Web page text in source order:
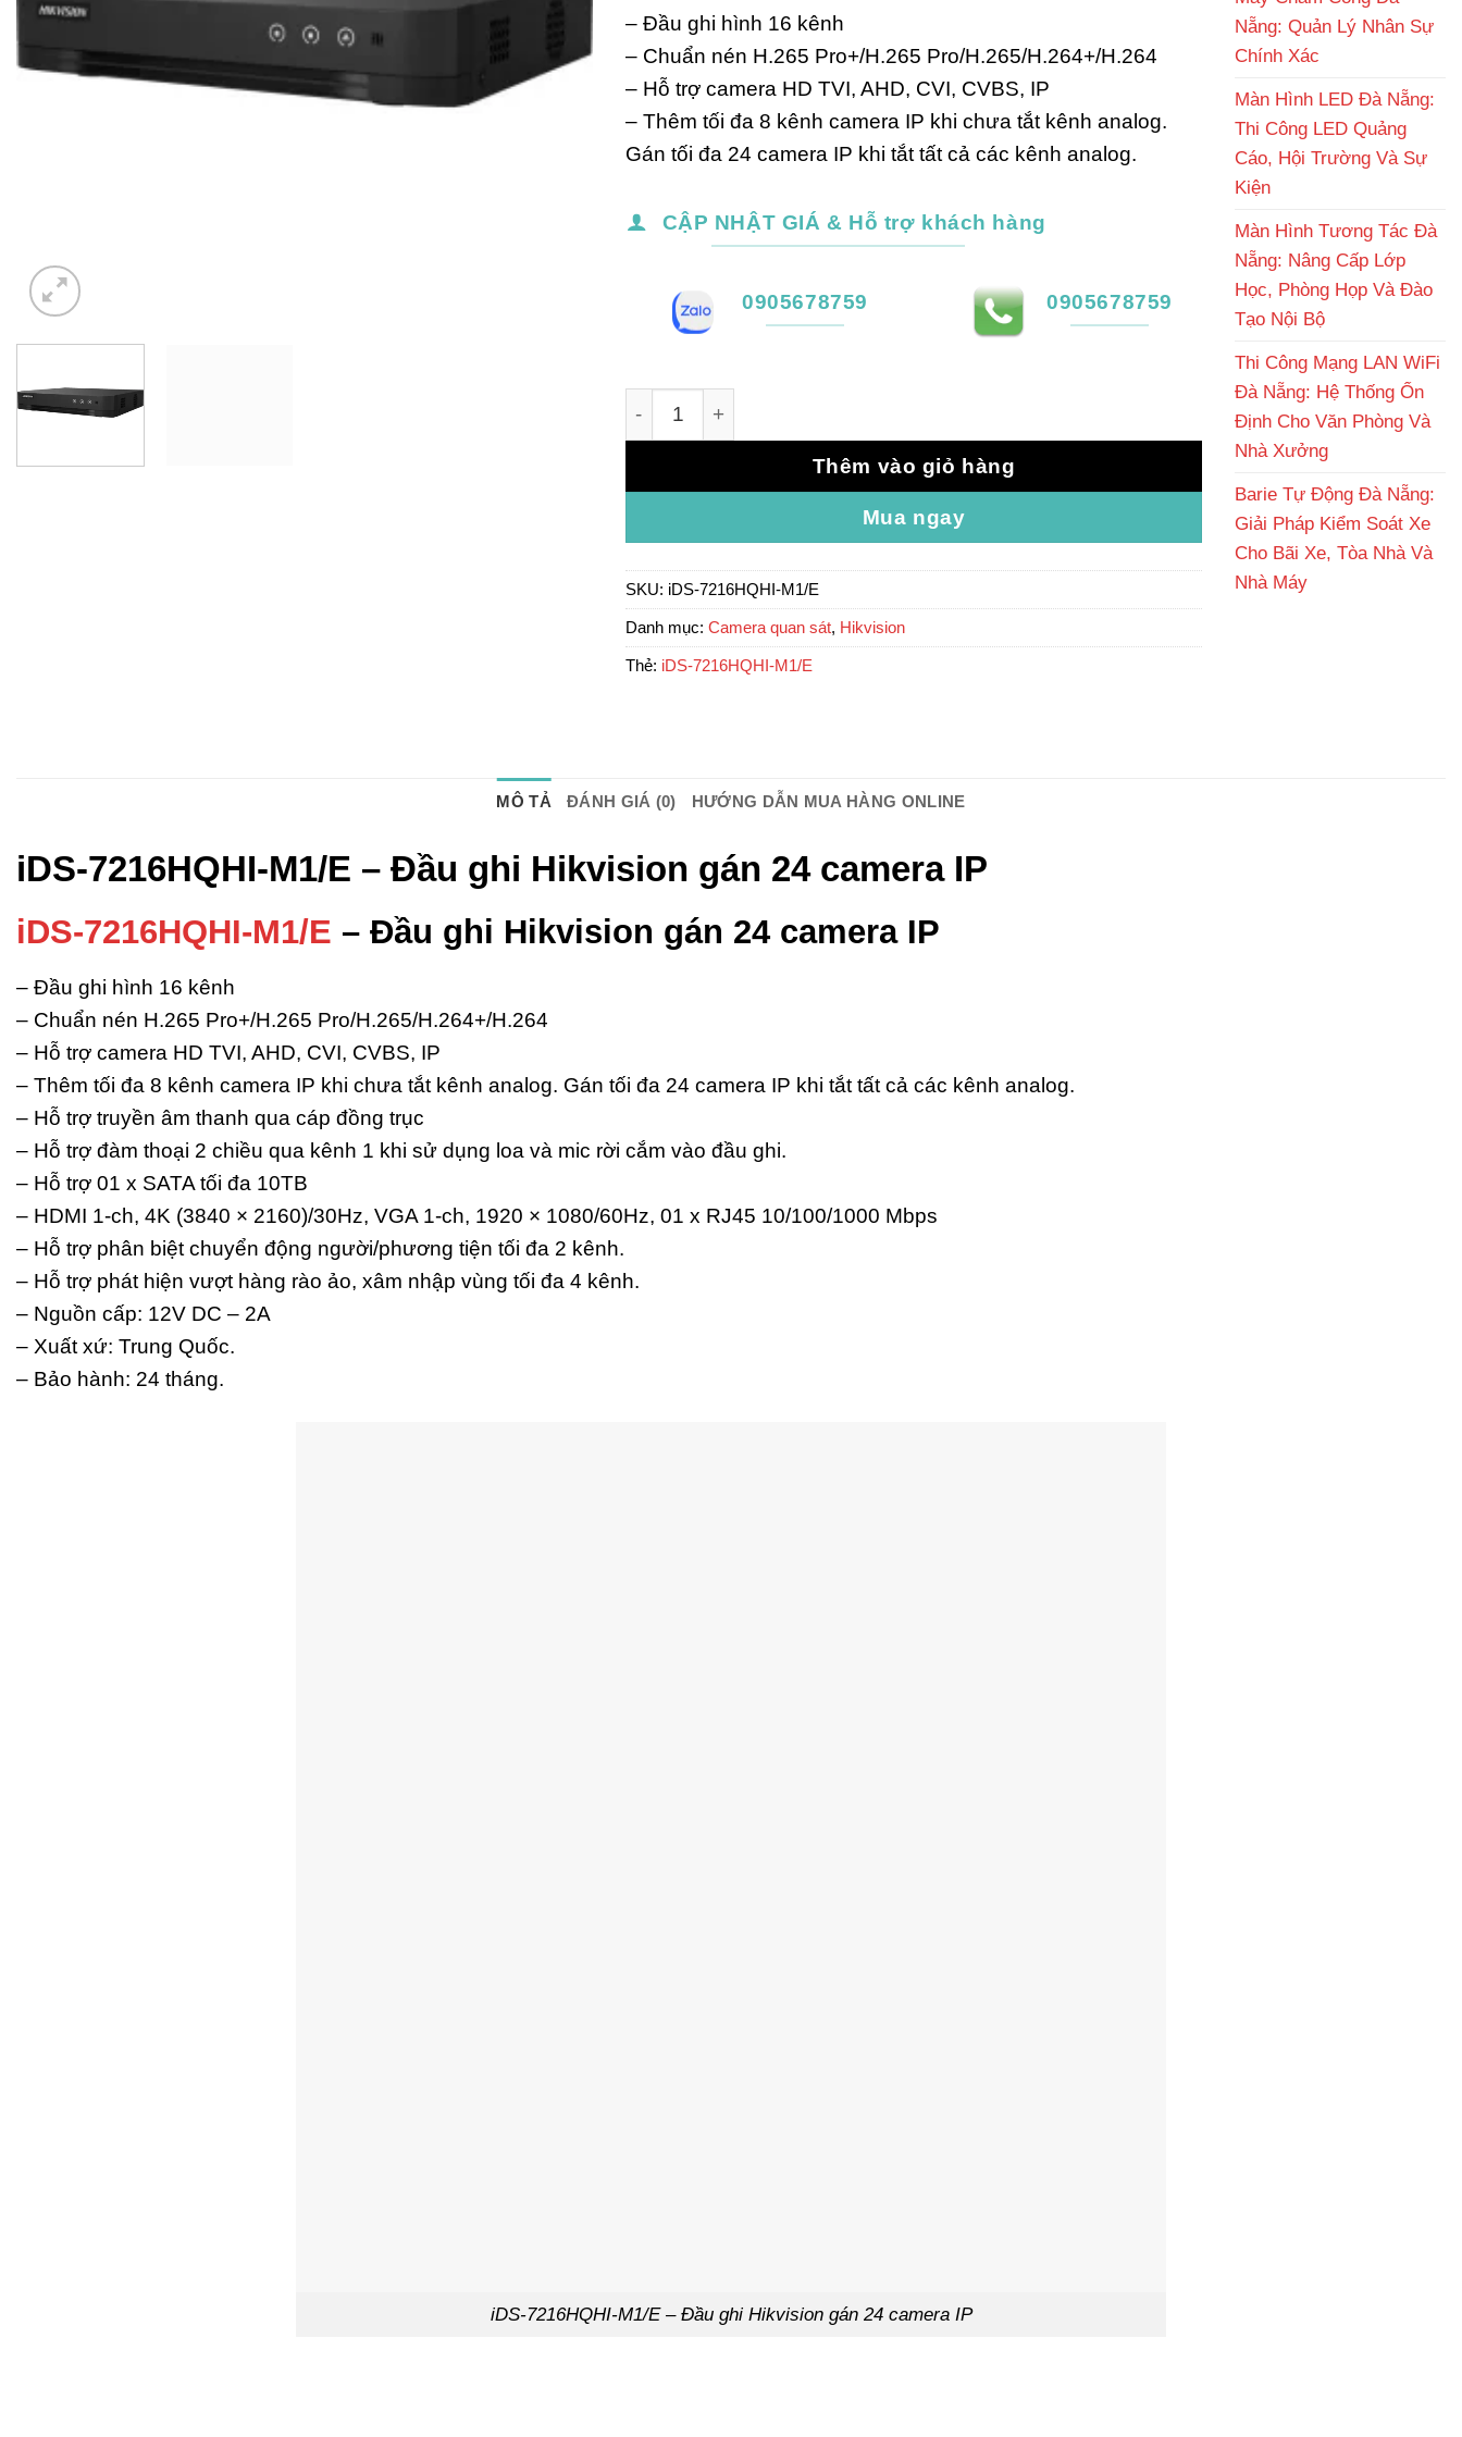
– Đầu ghi hình 16 kênh
– Chuẩn nén H.265 Pro+/H.265 Pro/H.265/H.264+/H.264
– Hỗ trợ camera HD TVI, AHD, CVI, CVBS, IP
– Thêm tối đa 8 kênh camera IP khi chưa tắt kênh analog.
Gán tối đa 24 camera IP khi tắt tất cả các kênh analog.
CẬP NHẬT GIÁ & Hỗ trợ khách hàng
0905678759 0905678759
Thêm vào giỏ hàng
Mua ngay
SKU: iDS-7216HQHI-M1/E
Danh mục: Camera quan sát, Hikvision
Thẻ: iDS-7216HQHI-M1/E
Nẵng: Quản Lý Nhân Sự
Chính Xác
Màn Hình LED Đà Nẵng:
Thi Công LED Quảng
Cáo, Hội Trường Và Sự
Kiện
Màn Hình Tương Tác Đà
Nẵng: Nâng Cấp Lớp
Học, Phòng Họp Và Đào
Tạo Nội Bộ
Thi Công Mạng LAN WiFi
Đà Nẵng: Hệ Thống Ổn
Định Cho Văn Phòng Và
Nhà Xưởng
Barie Tự Động Đà Nẵng:
Giải Pháp Kiểm Soát Xe
Cho Bãi Xe, Tòa Nhà Và
Nhà Máy
MÔ TẢ ĐÁNH GIÁ (0) HƯỚNG DẪN MUA HÀNG ONLINE
iDS-7216HQHI-M1/E – Đầu ghi Hikvision gán 24 camera IP
iDS-7216HQHI-M1/E – Đầu ghi Hikvision gán 24 camera IP
– Đầu ghi hình 16 kênh
– Chuẩn nén H.265 Pro+/H.265 Pro/H.265/H.264+/H.264
– Hỗ trợ camera HD TVI, AHD, CVI, CVBS, IP
– Thêm tối đa 8 kênh camera IP khi chưa tắt kênh analog. Gán tối đa 24 camera IP khi tắt tất cả các kênh analog.
– Hỗ trợ truyền âm thanh qua cáp đồng trục
– Hỗ trợ đàm thoại 2 chiều qua kênh 1 khi sử dụng loa và mic rời cắm vào đầu ghi.
– Hỗ trợ 01 x SATA tối đa 10TB
– HDMI 1-ch, 4K (3840 × 2160)/30Hz, VGA 1-ch, 1920 × 1080/60Hz, 01 x RJ45 10/100/1000 Mbps
– Hỗ trợ phân biệt chuyển động người/phương tiện tối đa 2 kênh.
– Hỗ trợ phát hiện vượt hàng rào ảo, xâm nhập vùng tối đa 4 kênh.
– Nguồn cấp: 12V DC – 2A
– Xuất xứ: Trung Quốc.
– Bảo hành: 24 tháng.​
iDS-7216HQHI-M1/E – Đầu ghi Hikvision gán 24 camera IP